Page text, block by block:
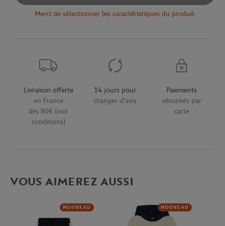
Merci de sélectionner les caractéristiques du produit.
Livraison offerte
en France
dès 80€ (voir
conditions)
14 jours pour
changer d'avis
Paiements
sécurisés par
carte
VOUS AIMEREZ AUSSI
NOUVEAU NOUVEAU